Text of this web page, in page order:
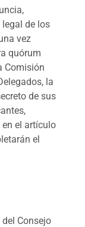
de los
vez
quórum
Comisión
la
de sus
el artículo
el
del Consejo